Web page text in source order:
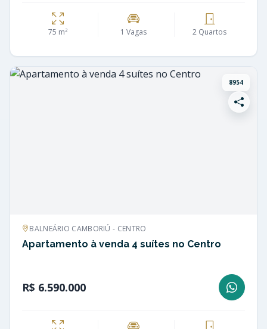
75 m² 1 Vagas 2 Quartos
8954
BALNEÁRIO CAMBORIÚ - CENTRO
Apartamento à venda 4 suítes no Centro
R$ 6.590.000